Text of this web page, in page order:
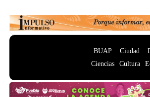
BUAP
Ciencias
Ciudad
Cultura